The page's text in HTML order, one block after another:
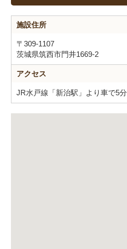
施設住所
〒309-1107
茨城県筑西市門井1669-2
アクセス
JR水戸線「新治駅」より車で5分